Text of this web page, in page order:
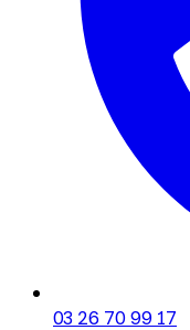
03 26 70 99 17